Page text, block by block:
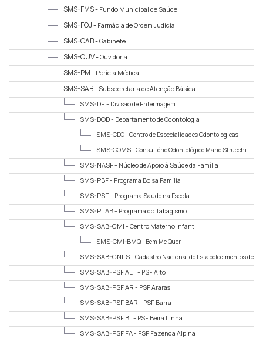
SMS-FMS - Fundo Municipal de Saúde
SMS-FOJ - Farmácia de Ordem Judicial
SMS-GAB -Gabinete
SMS-OUV -Ouvidoria
SMS-PM - Perícia Médica
SMS-SAB - Subsecretaria de Atenção Básica
SMS-DE - Divisão de Enfermagem
SMS-DOD - Departamento de Odontologia
SMS-CEO -Centro de Especialidades Odontológicas
SMS-COMS -Consultório Odontológico Mario Strucchi
SMS-NASF - Núcleo de Apoio à Saúde da Família
SMS-PBF - Programa Bolsa Família
SMS-PSE - Programa Saúde na Escola
SMS-PTAB - Programa do Tabagismo
SMS-SAB-CMI - Centro Materno Infantil
SMS-CMI-BMQ - Bem Me Quer
SMS-SAB-CNES - Cadastro Nacional de Estabelecimentos de
SMS-SAB-PSF ALT - PSF Alto
SMS-SAB-PSF AR - PSF Araras
SMS-SAB-PSF BAR - PSF Barra
SMS-SAB-PSF BL - PSF Beira Linha
SMS-SAB-PSF FA - PSF Fazenda Alpina